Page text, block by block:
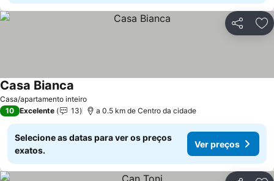
Partilhar
Casa/apartamento inteiro
Casa Bianca
10 Excelente 13 a 0.5 km de Centro da cidade
Selecione as datas para ver os preços
exatos.
Ver preços